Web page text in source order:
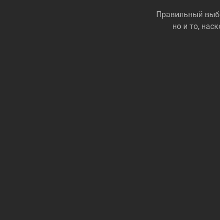
Правильный
но и то,